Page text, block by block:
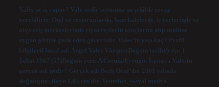
Vales ne iş yapar? Vale nedir sorusuna şu şekilde cevap
verebiliriz: Otel ve restoranlarda, bazı kafelerde, iş yerlerinde ve
alışveriş merkezlerinde ziyaretçilerin araçlarını alıp usulüne
uygun şekilde park eden görevlidir. Vales’in yaşı kaç? Profil
bilgileriUlusal ad: Ángel Vales VázquezDoğum tarihi/yaşı: 1
Şubat 1967 (57)Doğum yeri: A CoruñaUyruğu: İspanya Valesin
gerçek adı nedir? Gerçek adı Berk Oral’dır. 2001 yılında
doğmuştur. Boyu 1.93 cm’dir. Youtuber, sosyal medya